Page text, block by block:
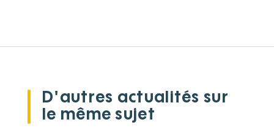
D'autres actualités sur
le même sujet